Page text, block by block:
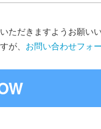
だきますようお願いい
が、 お問い合わせフォ